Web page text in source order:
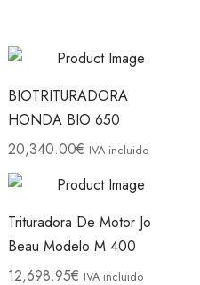
BIOTRITURADORA
HONDA BIO 650
20,340.00€ IVA incluido
Trituradora De Motor Jo
Beau Modelo M 400
12,698.95€ IVA incluido